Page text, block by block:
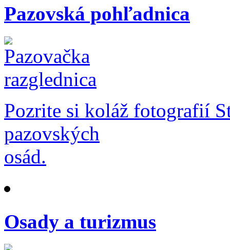
Pazovská pohľadnica
Pozrite si koláž fotografií
pazovských
osád.
Osady a turizmus